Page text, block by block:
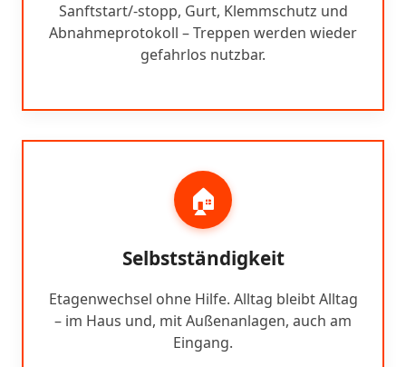
Sanftstart/-stopp, Gurt, Klemmschutz und
Abnahmeprotokoll – Treppen werden wieder
gefahrlos nutzbar.
🏠
Selbstständigkeit
Etagenwechsel ohne Hilfe. Alltag bleibt Alltag
– im Haus und, mit Außenanlagen, auch am
Eingang.